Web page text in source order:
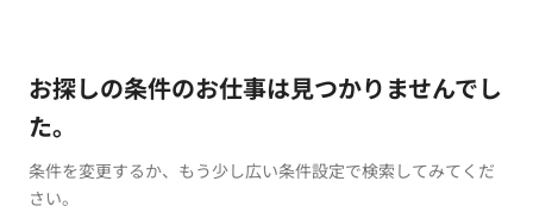
お探しの条件のお仕事は見つかりませんでし
た。
条件を変更するか、もう少し広い条件設定で検索してみてくだ
さい。